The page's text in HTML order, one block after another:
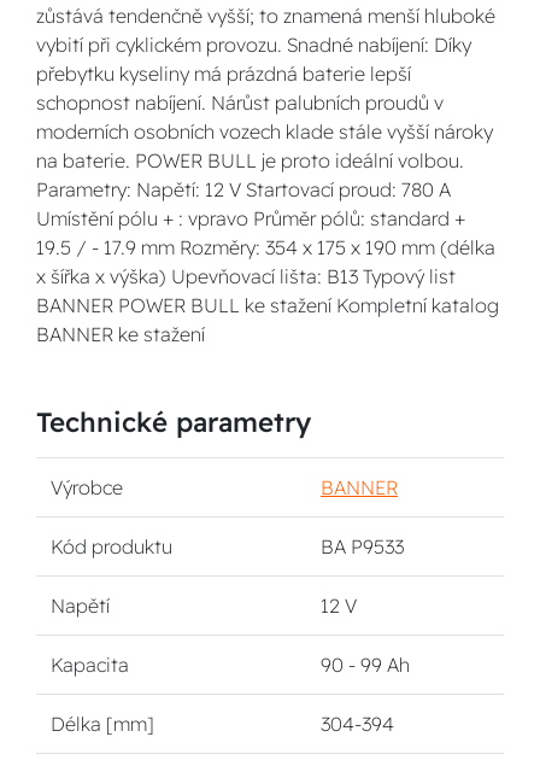
zůstává tendenčně vyšší; to znamená menší hluboké
vybití při cyklickém provozu. Snadné nabíjení: Díky
přebytku kyseliny má prázdná baterie lepší
schopnost nabíjení. Nárůst palubních proudů v
moderních osobních vozech klade stále vyšší nároky
na baterie. POWER BULL je proto ideální volbou.
Parametry: Napětí: 12 V Startovací proud: 780 A
Umístění pólu + : vpravo Průměr pólů: standard +
19.5 / - 17.9 mm Rozměry: 354 x 175 x 190 mm (délka
x šířka x výška) Upevňovací lišta: B13 Typový list
BANNER POWER BULL ke stažení Kompletní katalog
BANNER ke stažení
Technické parametry
Výrobce BANNER
Kód produktu BA P9533
Napětí 12 V
Kapacita 90 - 99 Ah
Délka [mm] 304-394